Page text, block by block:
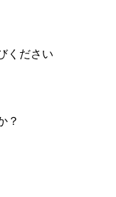
ください
？